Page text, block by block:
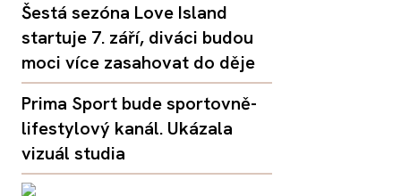
Šestá sezóna Love Island
startuje 7. září, diváci budou
moci více zasahovat do děje
Prima Sport bude sportovně-
lifestylový kanál. Ukázala
vizuál studia